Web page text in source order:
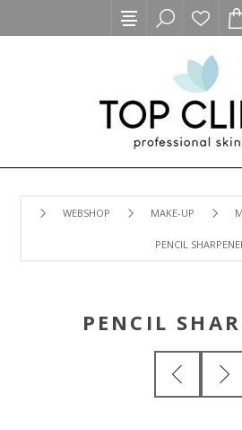
WEBSHOP MAKE-UP
PENCIL
PENCIL